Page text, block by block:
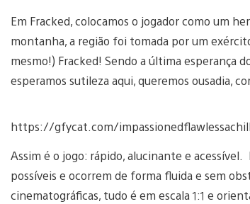
Em Fracked, colocamos o jogador como um
montanha, a região foi tomada por um
mesmo!) Fracked! Sendo a última esperança
esperamos sutileza aqui, queremos ousadia,
https://gfycat.com/
Assim é o jogo: rápido, alucinante e acessível.
possíveis e ocorrem de forma fluida e sem
cinematográficas, tudo é em escala 1:1 e